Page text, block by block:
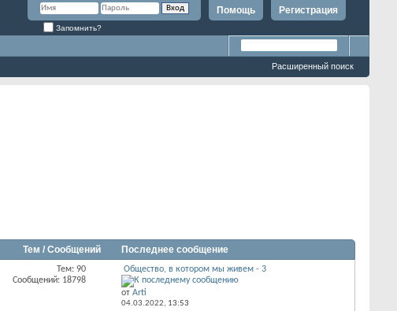
Регистрация
Помощь
Запомнить?
Расширенный поиск
Тем / Сообщений Последнее сообщение
Тем: 90
Сообщений: 18798
Общество, в котором мы живем - 3
от Arti
04.03.2022, 13:53